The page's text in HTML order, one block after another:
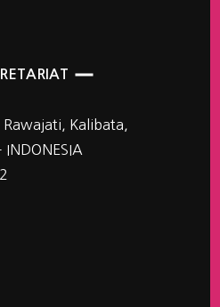
Rawajati, Kalibata,